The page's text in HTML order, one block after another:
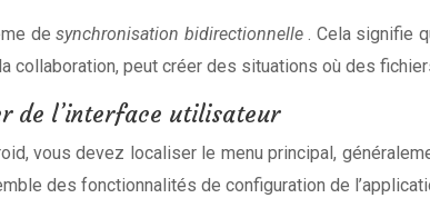
desynchronisation bidirectionnelle. Cela signifie
collaboration, peut créer des situations où des
de l’interface utilisateur
vous devez localiser le menu principal,
des fonctionnalités de configuration de